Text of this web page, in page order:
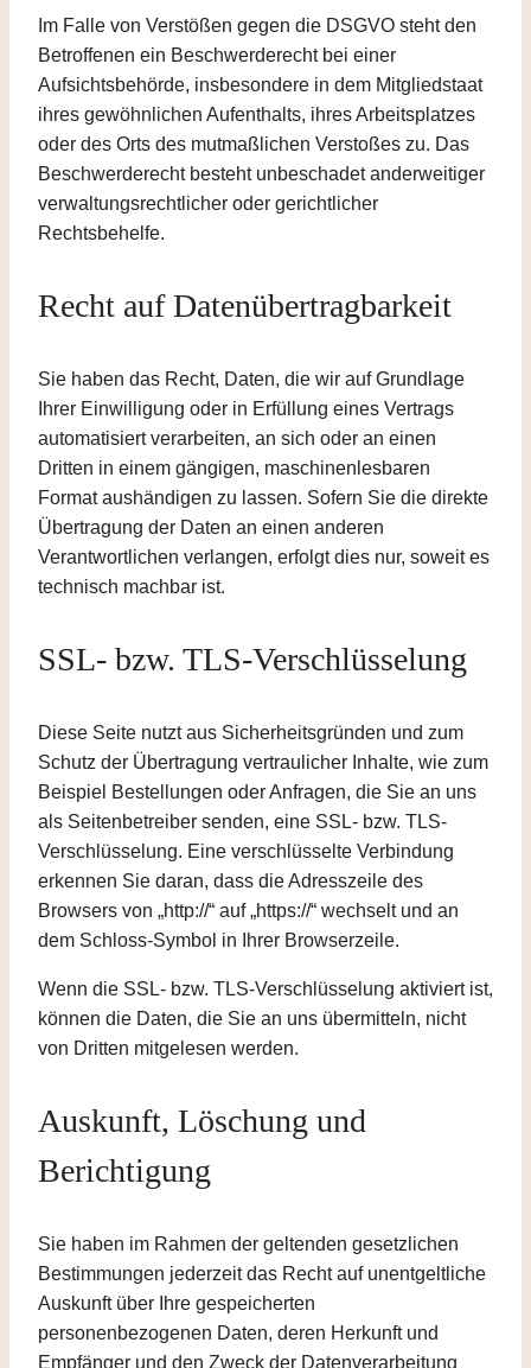
Im Falle von Verstößen gegen die DSGVO steht den
Betroffenen ein Beschwerderecht bei einer
Aufsichtsbehörde, insbesondere in dem Mitgliedstaat
ihres gewöhnlichen Aufenthalts, ihres Arbeitsplatzes
oder des Orts des mutmaßlichen Verstoßes zu. Das
Beschwerderecht besteht unbeschadet anderweitiger
verwaltungsrechtlicher oder gerichtlicher
Rechtsbehelfe.
Recht auf Daten­übertrag­barkeit
Sie haben das Recht, Daten, die wir auf Grundlage
Ihrer Einwilligung oder in Erfüllung eines Vertrags
automatisiert verarbeiten, an sich oder an einen
Dritten in einem gängigen, maschinenlesbaren
Format aushändigen zu lassen. Sofern Sie die direkte
Übertragung der Daten an einen anderen
Verantwortlichen verlangen, erfolgt dies nur, soweit es
technisch machbar ist.
SSL- bzw. TLS-Verschlüsselung
Diese Seite nutzt aus Sicherheitsgründen und zum
Schutz der Übertragung vertraulicher Inhalte, wie zum
Beispiel Bestellungen oder Anfragen, die Sie an uns
als Seitenbetreiber senden, eine SSL- bzw. TLS-
Verschlüsselung. Eine verschlüsselte Verbindung
erkennen Sie daran, dass die Adresszeile des
Browsers von „http://“ auf „https://“ wechselt und an
dem Schloss-Symbol in Ihrer Browserzeile.
Wenn die SSL- bzw. TLS-Verschlüsselung aktiviert ist,
können die Daten, die Sie an uns übermitteln, nicht
von Dritten mitgelesen werden.
Auskunft, Löschung und
Berichtigung
Sie haben im Rahmen der geltenden gesetzlichen
Bestimmungen jederzeit das Recht auf unentgeltliche
Auskunft über Ihre gespeicherten
personenbezogenen Daten, deren Herkunft und
Empfänger und den Zweck der Datenverarbeitung